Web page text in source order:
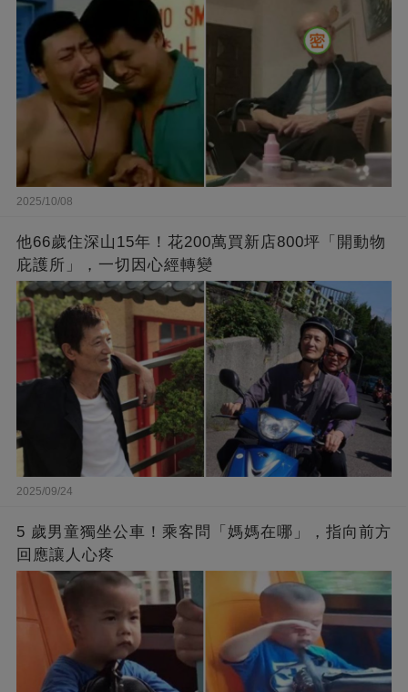
2025/10/08
他66歲住深山15年！花200萬買新店800坪「開動物
庇護所」，一切因心經轉變
2025/09/24
5 歲男童獨坐公車！乘客問「媽媽在哪」，指向前方
回應讓人心疼